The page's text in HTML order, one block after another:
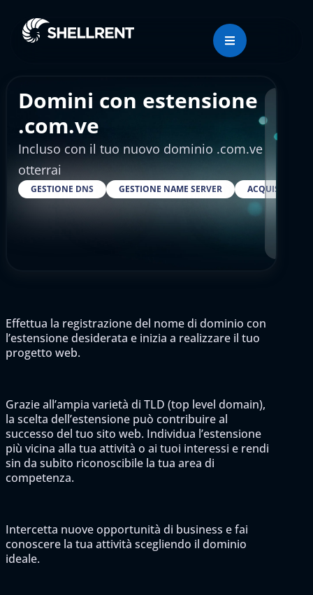
Domini con estensione
.com.ve
Incluso con il tuo nuovo dominio .com.ve
otterrai
GESTIONE DNS GESTIONE NAME SERVER ACQUISTARE
Effettua la registrazione del nome di dominio con
l’estensione desiderata e inizia a realizzare il tuo
progetto web.
Grazie all’ampia varietà di TLD (top level domain),
la scelta dell’estensione può contribuire al
successo del tuo sito web. Individua l’estensione
più vicina alla tua attività o ai tuoi interessi e rendi
sin da subito riconoscibile la tua area di
competenza.
Intercetta nuove opportunità di business e fai
conoscere la tua attività scegliendo il dominio
ideale.